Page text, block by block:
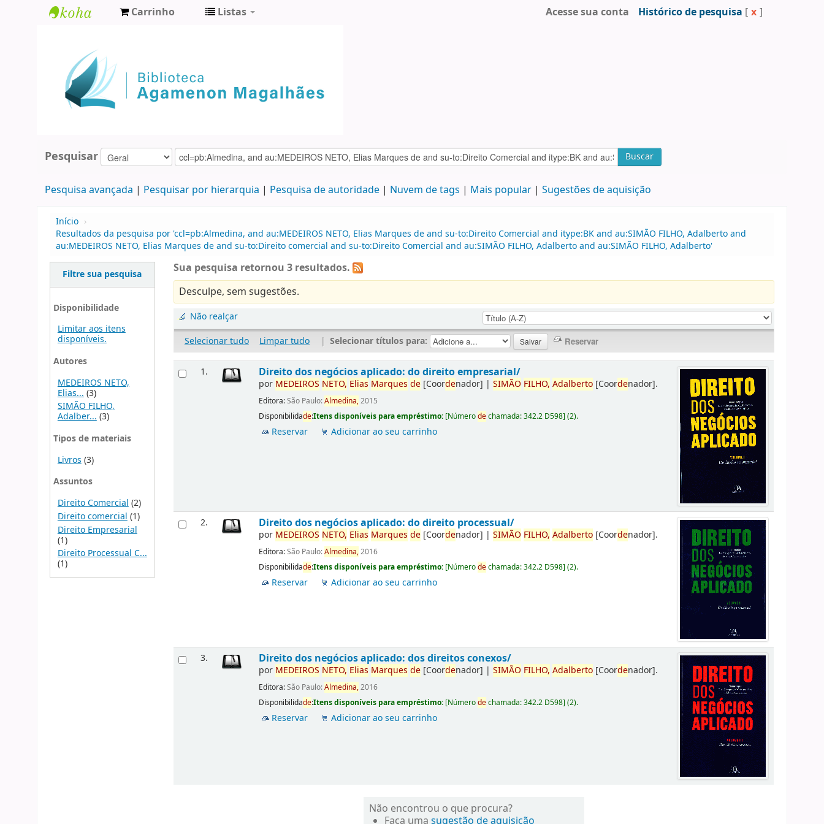
Agamenon
Magalhães
Carrinho Listas Acesse sua conta Histórico de pesquisa [ x ]
Pesquisar Buscar
Pesquisa avançada Pesquisar por hierarquia Pesquisa de autoridade Nuvem de tags Mais popular Sugestões de aquisição
Início ›
Resultados da pesquisa por 'ccl=pb:Almedina, and au:MEDEIROS NETO, Elias Marques de and su-to:Direito Comercial and itype:BK and au:SIMÃO FILHO, Adalberto and
au:MEDEIROS NETO, Elias Marques de and su-to:Direito comercial and su-to:Direito Comercial and au:SIMÃO FILHO, Adalberto and au:SIMÃO FILHO, Adalberto'
Filtre sua pesquisa
Disponibilidade
Limitar aos itens
disponíveis.
Autores
MEDEIROS NETO,
Elias... (3)
SIMÃO FILHO,
Adalber...(3)
Tipos de materiais
Livros (3)
Assuntos
Direito Comercial (2)
Direito comercial (1)
Direito Empresarial
(1)
Direito Processual C...
(1)
Sua pesquisa retornou 3 resultados.
Desculpe, sem sugestões.
Não realçar
Selecionar tudo
Limpar tudo | Selecionar títulos para:
1. Direito dos negócios aplicado: do direito empresarial/
por MEDEIROS NETO, Elias Marques de [Coordenador] |SIMÃO FILHO, Adalberto [Coordenador].
Editora:São Paulo:Almedina,2015
Disponibilidade:Itens disponíveis para empréstimo: [Númerodechamada:342.2 D598](2).
Reservar Adicionar ao seu carrinho
2. Direito dos negócios aplicado: do direito processual/
por MEDEIROS NETO, Elias Marques de [Coordenador] |SIMÃO FILHO, Adalberto [Coordenador].
Editora:São Paulo:Almedina,2016
Disponibilidade:Itens disponíveis para empréstimo: [Númerodechamada:342.2 D598](2).
Reservar Adicionar ao seu carrinho
3. Direito dos negócios aplicado: dos direitos conexos/
por MEDEIROS NETO, Elias Marques de [Coordenador] |SIMÃO FILHO, Adalberto [Coordenador].
Editora:São Paulo:Almedina,2016
Disponibilidade:Itens disponíveis para empréstimo: [Númerodechamada:342.2 D598](2).
Reservar Adicionar ao seu carrinho
Não encontrou o que procura?